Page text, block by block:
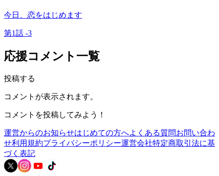
今日、恋をはじめます
第1話 -3
応援コメント一覧
投稿する
コメントが表示されます。
コメントを投稿してみよう！
運営からのお知らせはじめての方へよくある質問お問い合わ
せ利用規約プライバシーポリシー運営会社特定商取引法に基
づく表記